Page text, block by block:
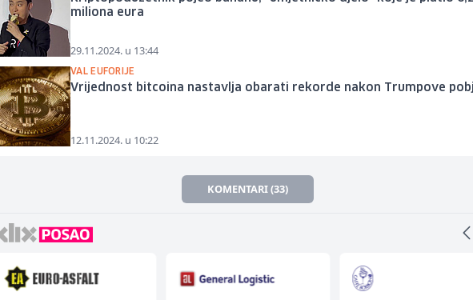
miliona eura
29.11.2024. u 13:44
VAL EUFORIJE
Vrijednost bitcoina nastavlja obarati rekorde nakon Trumpove
12.11.2024. u 10:22
KOMENTARI (33)